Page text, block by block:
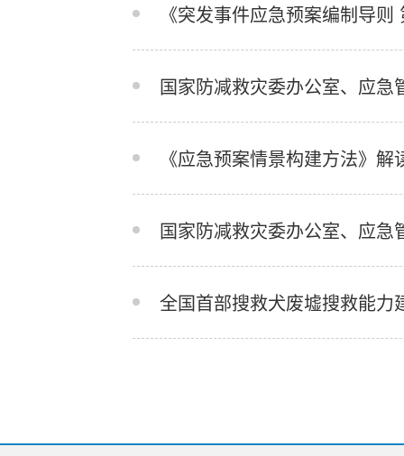
《突发事件应急预案编制导
《应急预案情景构建方法》解
全国首部搜救犬废墟搜救能力